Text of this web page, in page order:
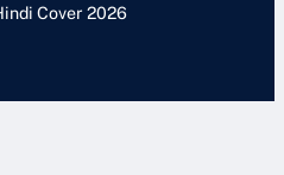
Cover 2026